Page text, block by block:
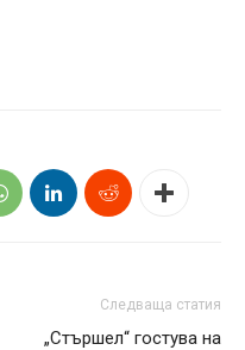
Следваща статия
„Стършел“ гостува на